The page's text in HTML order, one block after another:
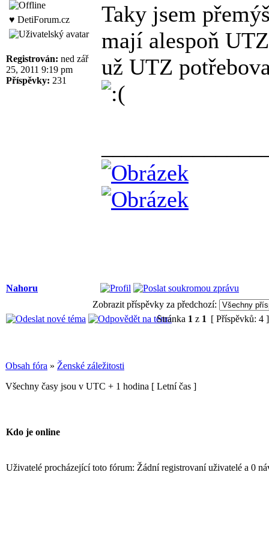
♥ DetiForum.cz
Registrován: ned zář
25, 2011 9:19 pm
Příspěvky: 231
Taky jsem
mají alespoň
už UTZ
Nahoru
Zobrazit příspěvky za předchozí:
Stránka 1 z 1 [ Příspěvků: 4
Obsah fóra » Ženské záležitosti
Všechny časy jsou v UTC + 1 hodina [ Letní čas ]
Kdo je online
Uživatelé procházející toto fórum: Žádní registrovaní uživatelé a 0